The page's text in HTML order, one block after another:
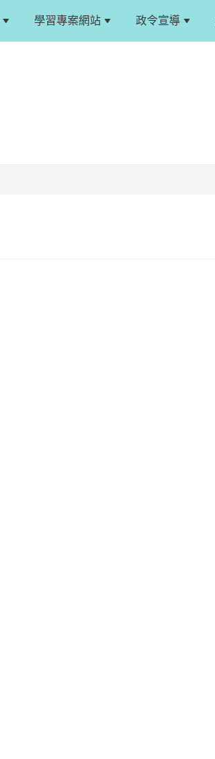
學習專案網站 政令宣導